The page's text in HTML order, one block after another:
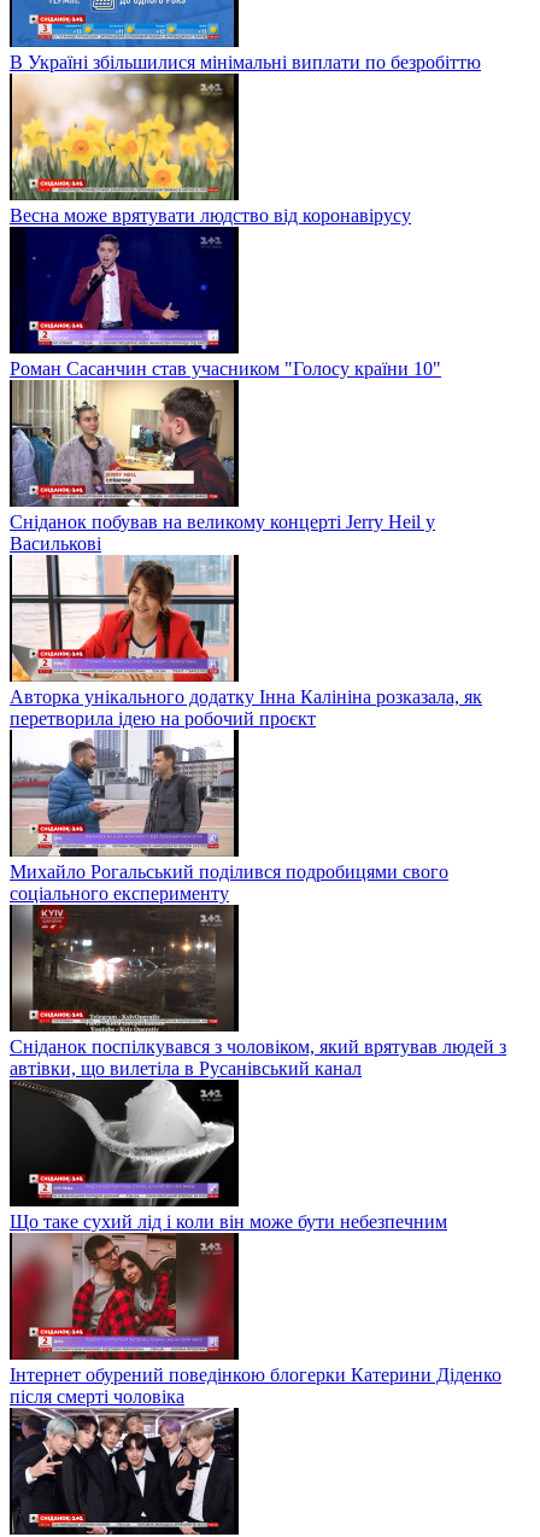
В Україні збільшилися мінімальні виплати по безробіттю
Весна може врятувати людство від коронавірусу
Роман Сасанчин став учасником "Голосу країни 10"
Сніданок побував на великому концерті Jerry Heil у
Василькові
Авторка унікального додатку Інна Калініна розказала, як
перетворила ідею на робочий проєкт
Михайло Рогальський поділився подробицями свого
соціального експерименту
Сніданок поспілкувався з чоловіком, який врятував людей з
автівки, що вилетіла в Русанівський канал
Що таке сухий лід і коли він може бути небезпечним
Інтернет обурений поведінкою блогерки Катерини Діденко
після смерті чоловіка